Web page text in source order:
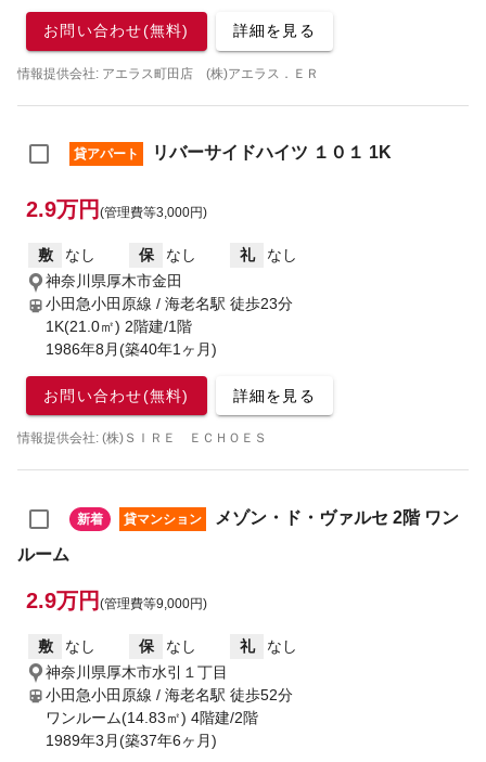
お問い合わせ(無料) 詳細を見る
情報提供会社: アエラス町田店 (株)アエラス．ＥＲ
貸アパート リバーサイドハイツ １０１ 1K
2.9万円 (管理費等3,000円)
敷 なし 保 なし 礼
なし
神奈川県厚木市金田
小田急小田原線 / 海老名駅 徒歩23分
1K(21.0㎡) 2階建/1階
1986年8月(築40年1ヶ月)
お問い合わせ(無料) 詳細を見る
情報提供会社: (株)ＳＩＲＥ ＥＣＨＯＥＳ
新着 貸マンション
メゾン・ド・ヴァルセ 2階 ワン
ルーム
2.9万円 (管理費等9,000円)
敷 なし 保 なし 礼
なし
神奈川県厚木市水引１丁目
小田急小田原線 / 海老名駅 徒歩52分
ワンルーム(14.83㎡) 4階建/2階
1989年3月(築37年6ヶ月)